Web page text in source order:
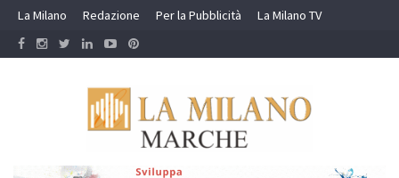
Skip
content
La Milano Redazione Per la Pubblicità La Milano TV